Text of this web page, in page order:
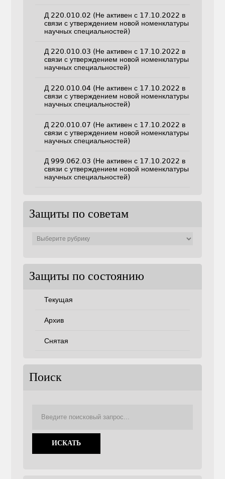
Д 220.010.02 (Не активен с 17.10.2022 в
связи с утверждением новой номенклатуры
научных специальностей)
Д 220.010.03 (Не активен с 17.10.2022 в
связи с утверждением новой номенклатуры
научных специальностей)
Д 220.010.04 (Не активен с 17.10.2022 в
связи с утверждением новой номенклатуры
научных специальностей)
Д 220.010.07 (Не активен с 17.10.2022 в
связи с утверждением новой номенклатуры
научных специальностей)
Д 999.062.03 (Не активен с 17.10.2022 в
связи с утверждением новой номенклатуры
научных специальностей)
Защиты по советам
Защиты по состоянию
Текущая
Архив
Снятая
Поиск